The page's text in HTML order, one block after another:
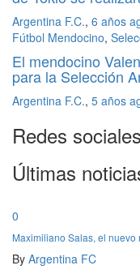
Argentina F.C., 6 años
Fútbol Mendocino,
El mendocino
para la Selección
Argentina F.C., 5 años
Redes sociales
Últimas
0
Maximiliano Salas, el
By Argentina FC